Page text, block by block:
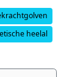
heelal